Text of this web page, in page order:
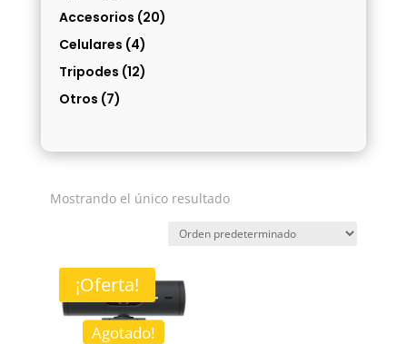
Accesorios (20)
Celulares (4)
Tripodes (12)
Otros (7)
Mostrando el único resultado
¡Oferta!
Agotado!